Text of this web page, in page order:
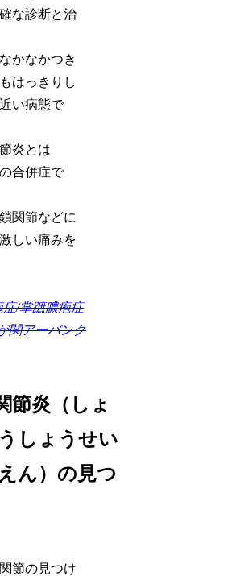
な診断と治
かなかつき
はっきりし
い病態で
炎とは
合併症で
関節などに
しい痛みを
症/掌蹠膿疱症
関アーバンク
節炎（しょ
しょうせい
ん）の見つ
節の見つけ